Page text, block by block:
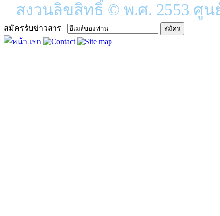
สงวนลิขสิทธิ์ © พ.ศ. 2553 ศู
สมัครรับข่าวสาร